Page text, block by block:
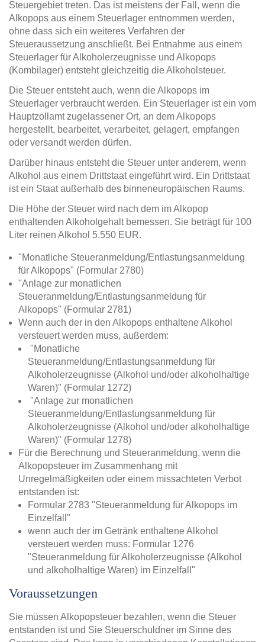
Steuergebiet treten. Das ist meistens der Fall, wenn die
Alkopops aus einem Steuerlager entnommen werden,
ohne dass sich ein weiteres Verfahren der
Steueraussetzung anschließt. Bei Entnahme aus einem
Steuerlager für Alkoholerzeugnisse und Alkopops
(Kombilager) entsteht gleichzeitig die Alkoholsteuer.
Die Steuer entsteht auch, wenn die Alkopops im
Steuerlager verbraucht werden. Ein Steuerlager ist ein vom
Hauptzollamt zugelassener Ort, an dem Alkopops
hergestellt, bearbeitet, verarbeitet, gelagert, empfangen
oder versandt werden dürfen.
Darüber hinaus entsteht die Steuer unter anderem, wenn
Alkohol aus einem Drittstaat eingeführt wird. Ein Drittstaat
ist ein Staat außerhalb des binneneuropäischen Raums.
Die Höhe der Steuer wird nach dem im Alkopop
enthaltenden Alkoholgehalt bemessen. Sie beträgt für 100
Liter reinen Alkohol 5.550 EUR.
"Monatliche Steueranmeldung/Entlastungsanmeldung
für Alkopops" (Formular 2780)
"Anlage zur monatlichen
Steueranmeldung/Entlastungsanmeldung für
Alkopops" (Formular 2781)
Wenn auch der in den Alkopops enthaltene Alkohol
versteuert werden muss, außerdem:
"Monatliche
Steueranmeldung/Entlastungsanmeldung für
Alkoholerzeugnisse (Alkohol und/oder alkoholhaltige
Waren)" (Formular 1272)
"Anlage zur monatlichen
Steueranmeldung/Entlastungsanmeldung für
Alkoholerzeugnisse (Alkohol und/oder alkoholhaltige
Waren)" (Formular 1278)
Für die Berechnung und Steueranmeldung, wenn die
Alkopopsteuer im Zusammenhang mit
Unregelmäßigkeiten oder einem missachteten Verbot
entstanden ist:
Formular 2783 "Steueranmeldung für Alkopops im
Einzelfall"
wenn auch der im Getränk enthaltene Alkohol
versteuert werden muss: Formular 1276
"Steueranmeldung für Alkoholerzeugnisse (Alkohol
und alkoholhaltige Waren) im Einzelfall"
Voraussetzungen
Sie müssen Alkopopsteuer bezahlen, wenn die Steuer
entstanden ist und Sie Steuerschuldner im Sinne des